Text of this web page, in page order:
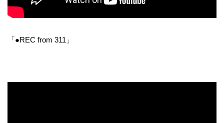
「●REC from 311」